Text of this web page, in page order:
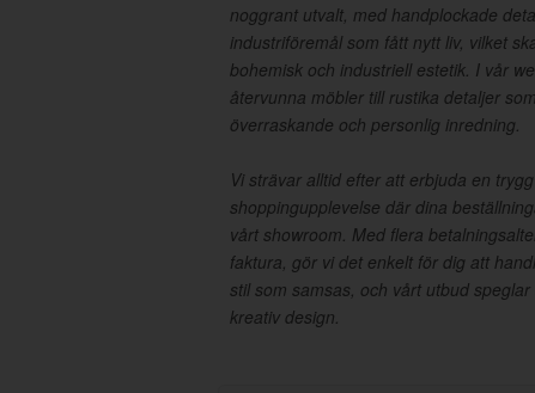
noggrant utvalt, med handplockade
industriföremål som fått nytt liv, vilket
bohemisk och industriell estetik. I vår
återvunna möbler till rustika detaljer
överraskande och personlig inredning.
Vi strävar alltid efter att erbjuda en
shoppingupplevelse där dina
vårt showroom. Med flera
faktura, gör vi det enkelt för dig att
stil som samsas, och vårt utbud
kreativ design.